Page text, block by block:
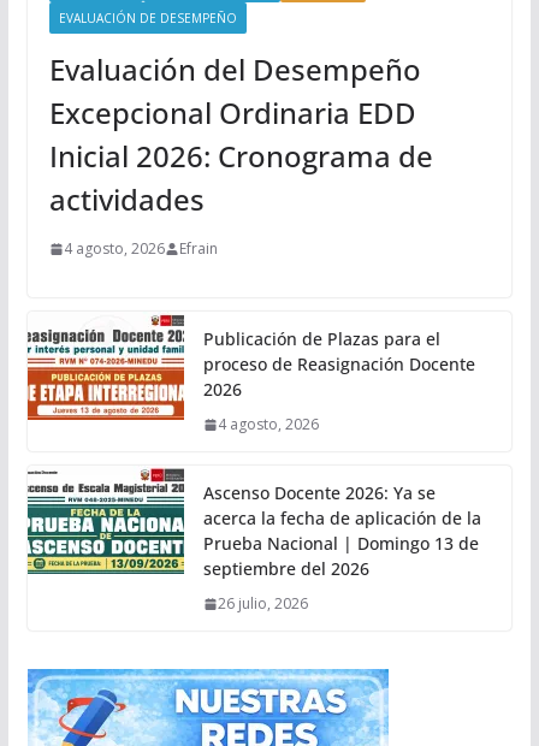
EVALUACIÓN DE DESEMPEÑO
Evaluación del Desempeño
Excepcional Ordinaria EDD
Inicial 2026: Cronograma de
actividades
4 agosto, 2026 Efrain
Publicación de Plazas para el
proceso de Reasignación Docente
2026
4 agosto, 2026
Ascenso Docente 2026: Ya se
acerca la fecha de aplicación de la
Prueba Nacional | Domingo 13 de
septiembre del 2026
26 julio, 2026